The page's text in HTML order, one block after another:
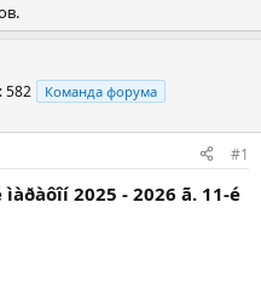
582 Команда форума
#1
2025 - 2026 ã. 11-é